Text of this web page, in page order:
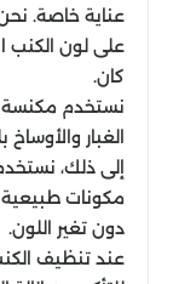
عناية خاصة.
على لون الكنب
كان.
نستخدم مكنسة
الغبار
إلى ذلك،
مكونات طبيعية
دون تغير اللون.
عند تنظيف